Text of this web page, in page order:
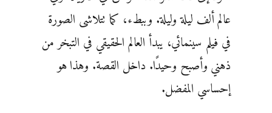
عالم ألف ليلة وليلة. وببطء، كما تتلاشى الصورة
في فيلم سينمائي، يبدأ العالم الحقيقي في التبخر من
ذهني وأصبح وحيدًا. داخل القصة. وهذا هو
إحساسي المفضل.